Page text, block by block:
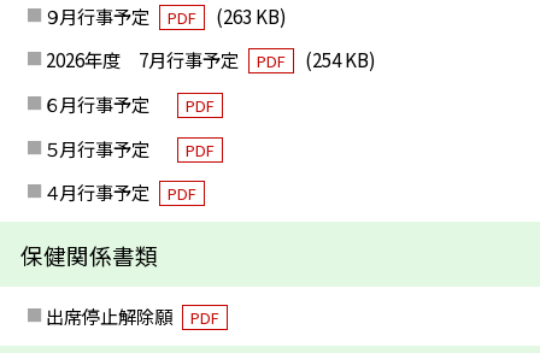
９月行事予定 PDF
(263 KB)
2026年度 7月行事予定
PDF
(254 KB)
６月行事予定
PDF
５月行事予定 PDF
４月行事予定 PDF
保健関係書類
出席停止解除願 PDF